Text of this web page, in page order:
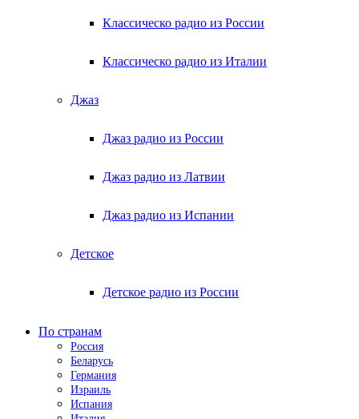
Классическо радио из России
Классическо радио из Италии
Джаз
Джаз радио из России
Джаз радио из Латвии
Джаз радио из Испании
Детское
Детское радио из России
По странам
Россия
Беларусь
Германия
Израиль
Испания